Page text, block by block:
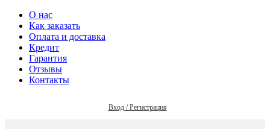
О нас
Как заказать
Оплата и доставка
Кредит
Гарантия
Отзывы
Контакты
Вход / Регистрация